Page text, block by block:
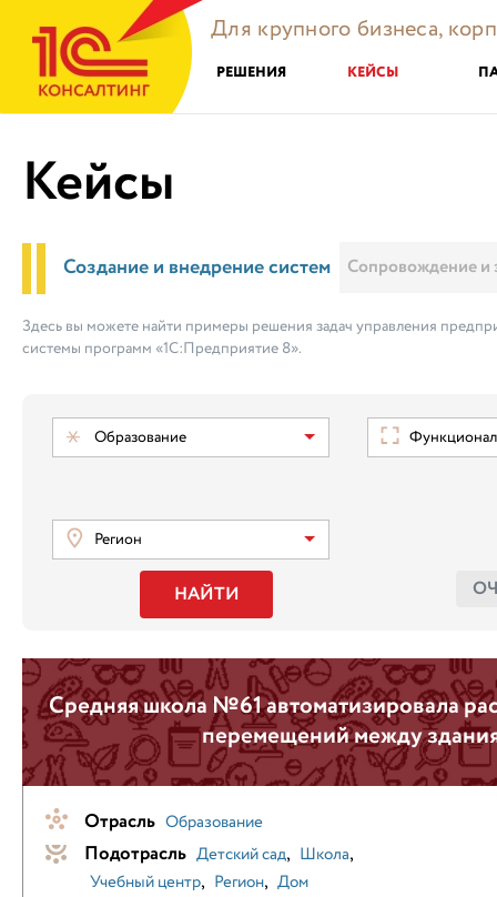
Для крупного бизнеса,
РЕШЕНИЯ КЕЙСЫ
Кейсы
Создание и внедрение систем Сопровождение и
Здесь вы можете найти примеры решения задач управления
системы программ «1С:Предприятие 8».
Образование
Регион
НАЙТИ
Средняя школа №61 автоматизировала
перемещений между
Отрасль Образование
Подотрасль Детский сад, Школа,
Учебный центр, Регион, Дом